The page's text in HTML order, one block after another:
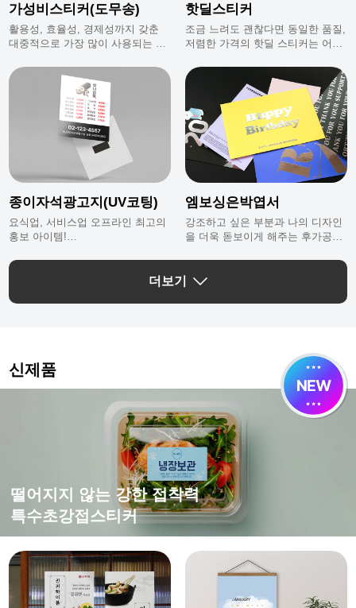
가성비스티커(도무송)
활용성, 효율성, 경제성까지 갖춘
대중적으로 가장 많이 사용되는 인
핫딜스티커
조금 느려도 괜찮다면 동일한 품질,
저렴한 가격의 핫딜 스티커는 어떠
종이자석광고지(UV코팅)
요식업, 서비스업 오프라인 최고의
홍보 아이템!
종이자석광고지에요.
엠보싱은박엽서
강조하고 싶은 부분과 나의 디자인
을 더욱 돋보이게 해주는 후가공으
더보기
신제품
떨어지지 않는 강한 접착력
특수초강접스티커